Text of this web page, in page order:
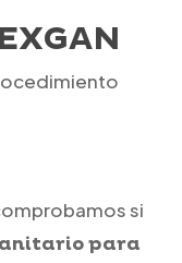
si
para